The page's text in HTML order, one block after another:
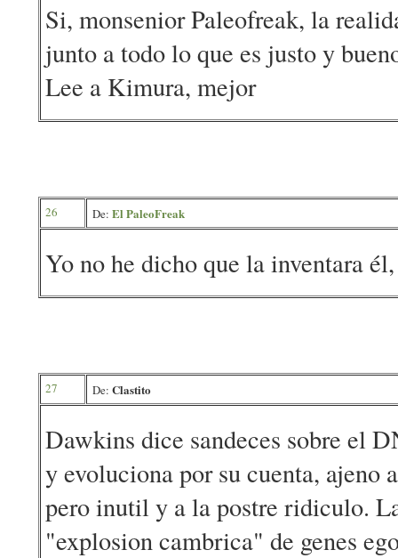
Si, monsenior Paleofreak, la
junto a todo lo que es justo y
Lee a Kimura, mejor
26 De: El PaleoFreak
Yo no he dicho que la inventara
27 De: Clastito
Dawkins dice sandeces sobre el
y evoluciona por su cuenta, ajeno
pero inutil y a la postre ridiculo.
"explosion cambrica" de genes